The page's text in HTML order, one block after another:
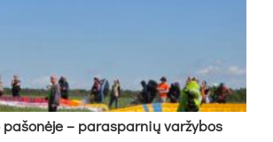
pa­šo­nė­je – pa­ras­par­nių var­žy­bos